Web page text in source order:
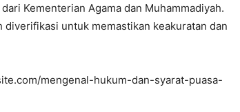
Kementerian Agama dan Muhammadiyah.
diverifikasi untuk memastikan keakuratan dan
mengenal-hukum-dan-syarat-puasa-